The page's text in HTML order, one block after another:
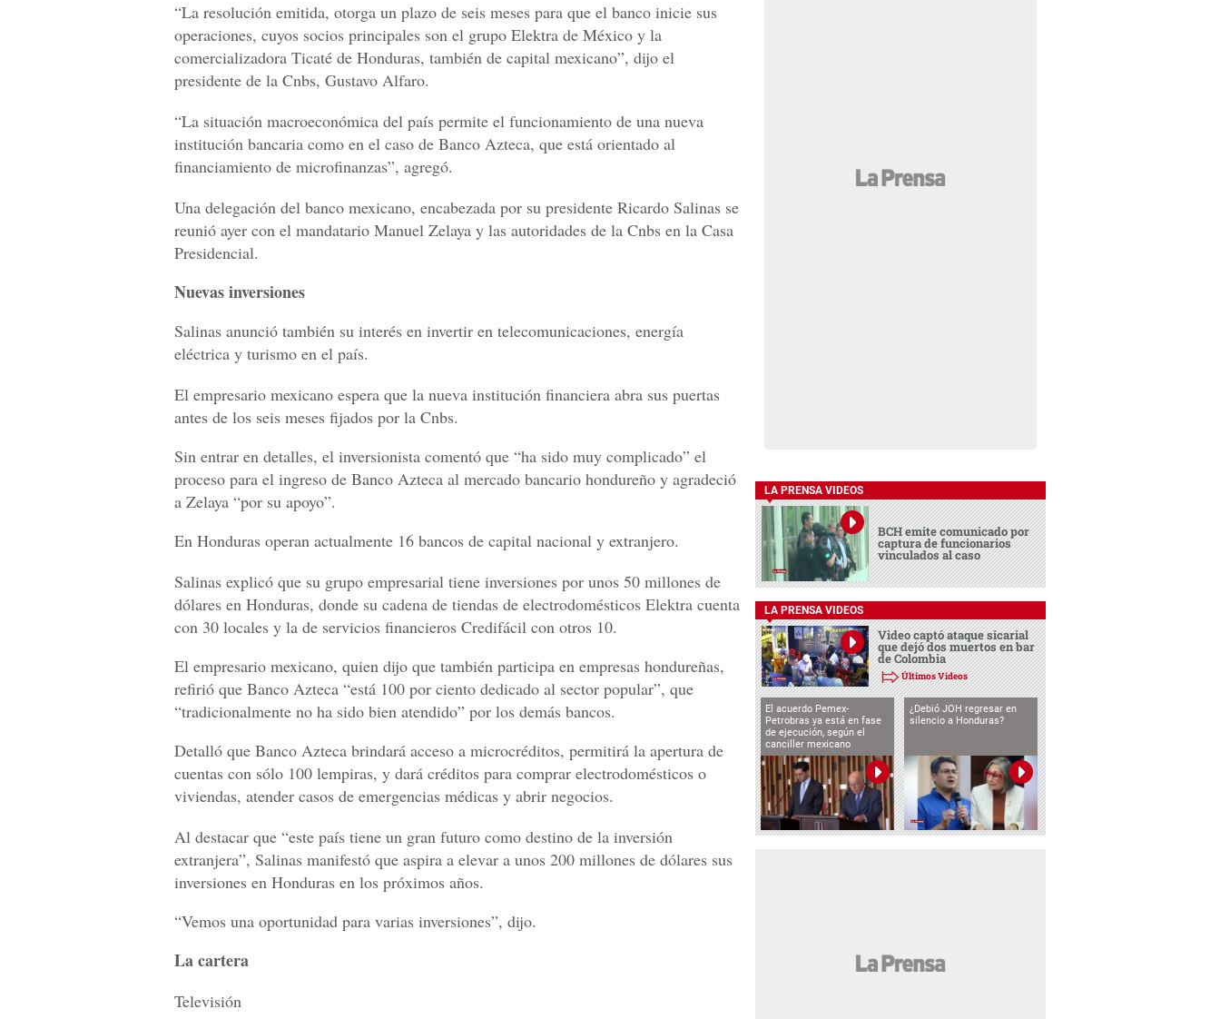
“La resolución emitida, otorga un plazo de seis meses para que el banco inicie sus
operaciones, cuyos socios principales son el grupo Elektra de México y la
comercializadora Ticaté de Honduras, también de capital mexicano”, dijo el
presidente de la Cnbs, Gustavo Alfaro.
“La situación macroeconómica del país permite el funcionamiento de una nueva
institución bancaria como en el caso de Banco Azteca, que está orientado al
financiamiento de microfinanzas”, agregó.
Una delegación del banco mexicano, encabezada por su presidente Ricardo Salinas se
reunió ayer con el mandatario Manuel Zelaya y las autoridades de la Cnbs en la Casa
Presidencial.
Nuevas inversiones
Salinas anunció también su interés en invertir en telecomunicaciones, energía
eléctrica y turismo en el país.
El empresario mexicano espera que la nueva institución financiera abra sus puertas
antes de los seis meses fijados por la Cnbs.
Sin entrar en detalles, el inversionista comentó que “ha sido muy complicado” el
proceso para el ingreso de Banco Azteca al mercado bancario hondureño y agradeció
a Zelaya “por su apoyo”.
En Honduras operan actualmente 16 bancos de capital nacional y extranjero.
Salinas explicó que su grupo empresarial tiene inversiones por unos 50 millones de
dólares en Honduras, donde su cadena de tiendas de electrodomésticos Elektra cuenta
con 30 locales y la de servicios financieros Credifácil con otros 10.
El empresario mexicano, quien dijo que también participa en empresas hondureñas,
refirió que Banco Azteca “está 100 por ciento dedicado al sector popular”, que
“tradicionalmente no ha sido bien atendido” por los demás bancos.
Detalló que Banco Azteca brindará acceso a microcréditos, permitirá la apertura de
cuentas con sólo 100 lempiras, y dará créditos para comprar electrodomésticos o
viviendas, atender casos de emergencias médicas y abrir negocios.
Al destacar que “este país tiene un gran futuro como destino de la inversión
extranjera”, Salinas manifestó que aspira a elevar a unos 200 millones de dólares sus
inversiones en Honduras en los próximos años.
“Vemos una oportunidad para varias inversiones”, dijo.
La cartera
Televisión
LA PRENSA VIDEOS
BCH emite comunicado por
captura de funcionarios
vinculados al caso
LA PRENSA VIDEOS
Video captó ataque sicarial
que dejó dos muertos en bar
de Colombia
Últimos Videos
El acuerdo Pemex-
Petrobras ya está en fase
de ejecución, según el
canciller mexicano
¿Debió JOH regresar en
silencio a Honduras?